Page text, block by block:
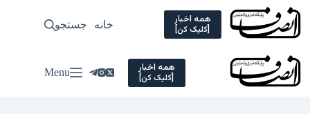
Skip
content
همه اخبار
[کلیک کن] خانه سیاسی
جستجو
همه اخبار
[کلیک کن] Menu